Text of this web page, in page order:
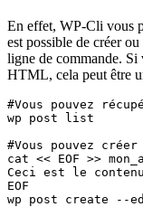
En effet, WP-Cli vous
est possible de créer
ligne de commande. Si
HTML, cela peut être
#Vous pouvez
wp post list
#Vous pouvez
cat << EOF >>
Ceci est le
EOF
wp post create --